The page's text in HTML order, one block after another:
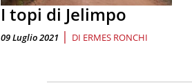
I topi di Jelimpo
09 Luglio 2021 | DI ERMES RONCHI